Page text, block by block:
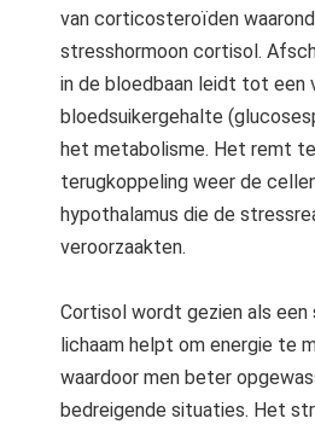
van corticosteroïden
stresshormoon cortisol.
in de bloedbaan leidt tot een
bloedsuikergehalte
het metabolisme. Het remt
terugkoppeling weer de
hypothalamus die de
veroorzaakten.
Cortisol wordt gezien als
lichaam helpt om energie te
waardoor men beter
bedreigende situaties. Het